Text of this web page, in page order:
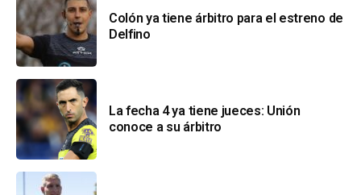
Colón ya tiene árbitro para el estreno de
Delfino
La fecha 4 ya tiene jueces: Unión
conoce a su árbitro